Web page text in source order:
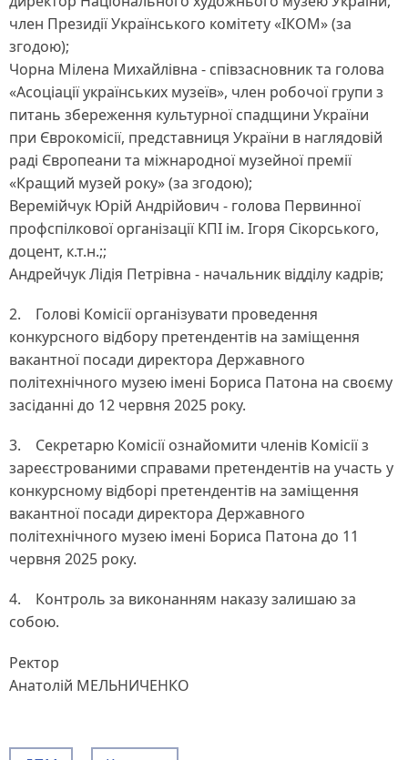
член Президії Українського комітету «ІКОМ» (за
згодою);
Чорна Мілена Михайлівна - співзасновник та голова
«Асоціації українських музеїв», член робочої групи з
питань збереження культурної спадщини України
при Єврокомісії, представниця України в наглядовій
раді Європеани та міжнародної музейної премії
«Кращий музей року» (за згодою);
Веремійчук Юрій Андрійович - голова Первинної
профспілкової організації КПІ ім. Ігоря Сікорського,
доцент, к.т.н.;;
Андрейчук Лідія Петрівна - начальник відділу кадрів;
2. Голові Комісії організувати проведення
конкурсного відбору претендентів на заміщення
вакантної посади директора Державного
політехнічного музею імені Бориса Патона на своєму
засіданні до 12 червня 2025 року.
3. Секретарю Комісії ознайомити членів Комісії з
зареєстрованими справами претендентів на участь у
конкурсному відборі претендентів на заміщення
вакантної посади директора Державного
політехнічного музею імені Бориса Патона до 11
червня 2025 року.
4. Контроль за виконанням наказу залишаю за
собою.
Ректор
Анатолій МЕЛЬНИЧЕНКО